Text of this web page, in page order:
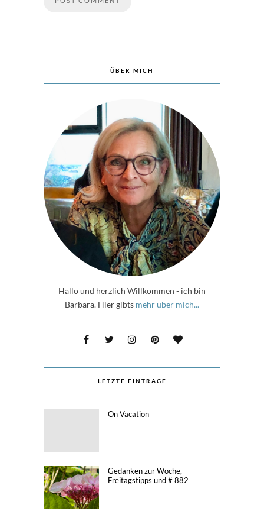
ÜBER MICH
Hallo und herzlich Willkommen - ich bin
Barbara. Hier gibts mehr über mich...
LETZTE EINTRÄGE
On Vacation
Gedanken zur Woche,
Freitagstipps und # 882